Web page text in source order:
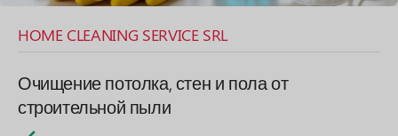
HOME CLEANING SERVICE SRL
Очищение потолка, стен и пола от
строительной пыли